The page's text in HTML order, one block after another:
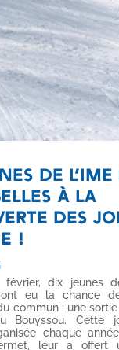
DE L’IME
À LA
DES
!
dix jeunes
ont eu la chance
commun : une
Bouyssou. Cette
chaque
leur a offert